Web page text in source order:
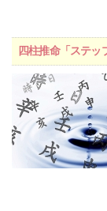
四柱推命「ステ